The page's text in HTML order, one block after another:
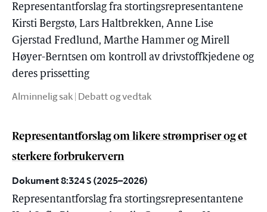
Representantforslag fra stortingsrepresentantene
Kirsti Bergstø, Lars Haltbrekken, Anne Lise
Gjerstad Fredlund, Marthe Hammer og Mirell
Høyer-Berntsen om kontroll av drivstoffkjedene og
deres prissetting
Alminnelig sak | Debatt og vedtak
Representantforslag om likere strømpriser og et
sterkere forbrukervern
Dokument 8:324 S (2025–2026)
Representantforslag fra stortingsrepresentantene